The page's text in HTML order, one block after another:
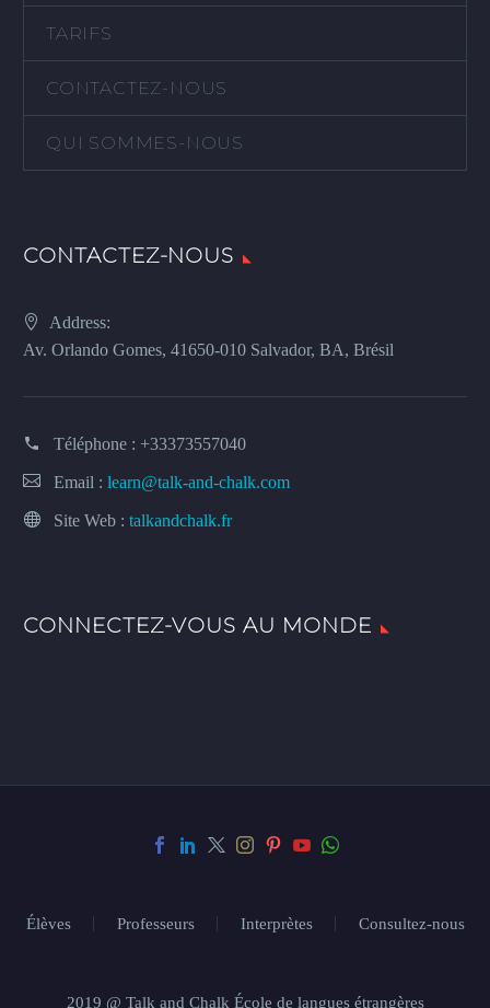
TARIFS
CONTACTEZ-NOUS
QUI SOMMES-NOUS
CONTACTEZ-NOUS
Address:
Av. Orlando Gomes, 41650-010 Salvador, BA, Brésil
Téléphone : +33373557040
Email : learn@talk-and-chalk.com
Site Web : talkandchalk.fr
CONNECTEZ-VOUS AU MONDE
Élèves Professeurs Interprètes Consultez-nous
2019 @ Talk and Chalk École de langues étrangères